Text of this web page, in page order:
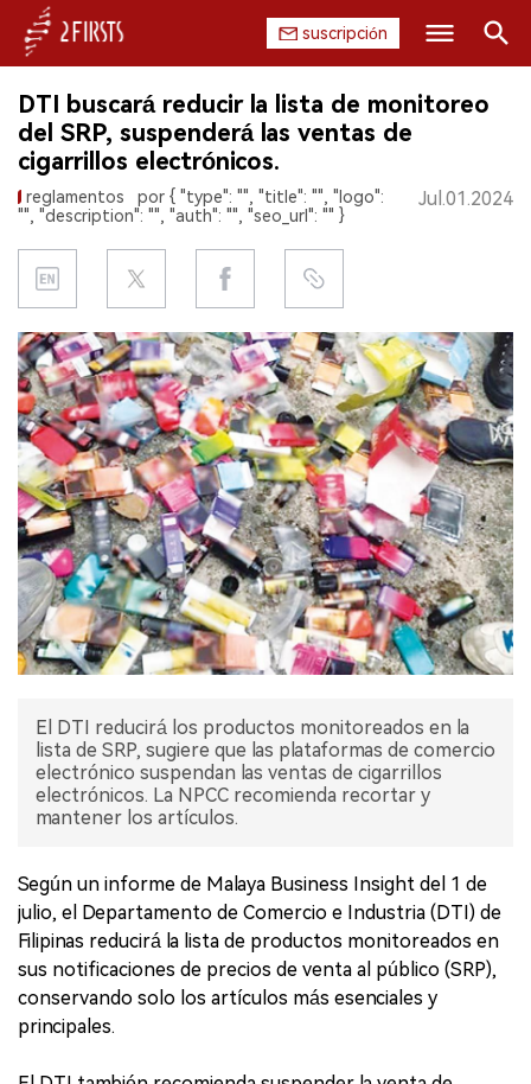
suscripción
INICIO
EMPRESA
REGULACIÓN
CHINA
DATOS
EXPOSICIÓN
ENTREVISTA
Buscar
DTI buscará reducir la lista de monitoreo
del SRP, suspenderá las ventas de
cigarrillos electrónicos.
reglamentos
por { "type": "", "title": "", "logo":
"", "description": "", "auth": "", "seo_url": "" }
Jul.01.2024
El DTI reducirá los productos monitoreados en la
lista de SRP, sugiere que las plataformas de comercio
electrónico suspendan las ventas de cigarrillos
electrónicos. La NPCC recomienda recortar y
mantener los artículos.
Según un informe de Malaya Business Insight del 1 de
julio, el Departamento de Comercio e Industria (DTI) de
Filipinas reducirá la lista de productos monitoreados en
sus notificaciones de precios de venta al público (SRP),
conservando solo los artículos más esenciales y
principales.